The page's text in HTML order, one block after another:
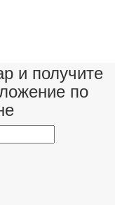
и получите
по